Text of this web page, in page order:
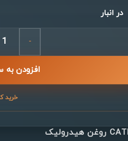
-
افزودن به
خرید
روغن هیدرولیک